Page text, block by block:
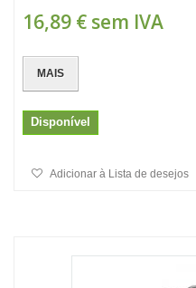
16,89 € sem IVA
MAIS
Disponível
Adicionar à Lista de desejos